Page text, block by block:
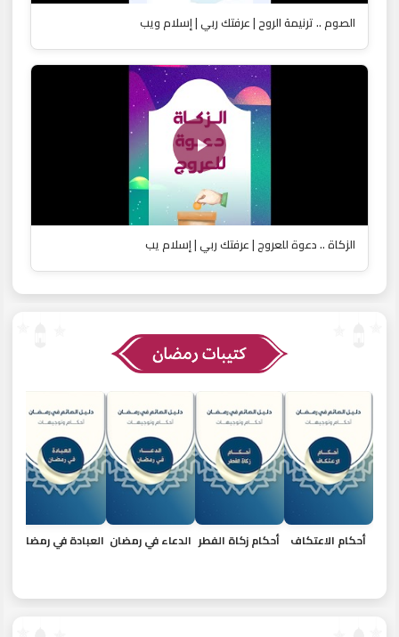
الصوم .. ترنيمة الروح | عرفتك ربي | إسلام ويب
الزكاة .. دعوة للعروج | عرفتك ربي | إسلام يب
أحكام الاعتكاف أحكام زكاة الفطر الدعاء في رمضان العبادة في رمضان